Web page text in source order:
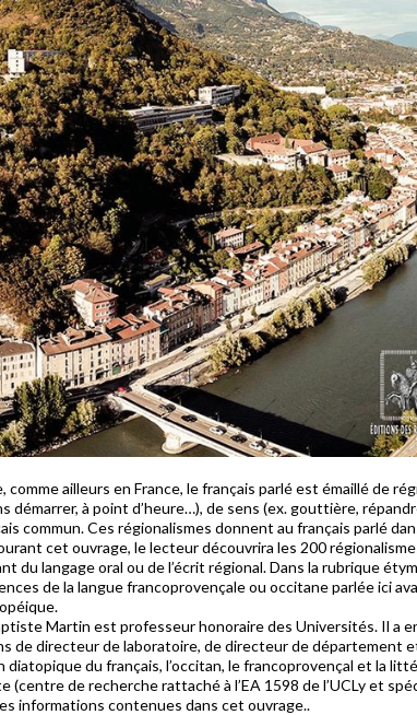
comme ailleurs en France, le français parlé est émaillé de
démarrer, à point d’heure…), de sens (ex. gouttière,
commun. Ces régionalismes donnent au français parlé
cet ouvrage, le lecteur découvrira les 200
du langage oral ou de l’écrit régional. Dans la rubrique
de la langue francoprovençale ou occitane parlée ici
Martin est professeur honoraire des Universités. Il a
de directeur de laboratoire, de directeur de département
diatopique du français, l’occitan, le francoprovençal et la
(centre de recherche rattaché à l’EA 1598 de l’UCLy et
informations contenues dans cet ouvrage..